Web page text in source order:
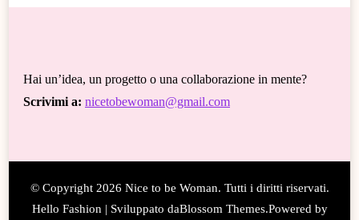
Hai un’idea, un progetto o una collaborazione in mente?
Scrivimi a: nicetobewoman@gmail.com
© Copyright 2026 Nice to be Woman. Tutti i diritti riservati.
Hello Fashion | Sviluppato daBlossom Themes.Powered by